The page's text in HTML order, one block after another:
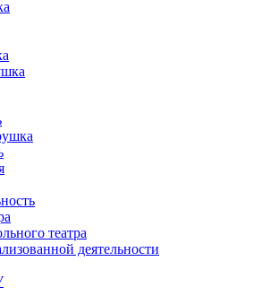
театра
деятельности